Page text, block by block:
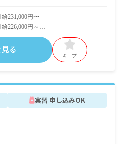
231,000円〜
226,000円～
円含む
度末賞与により変動の可能性あり。
る
キープ
実習 申し込みOK